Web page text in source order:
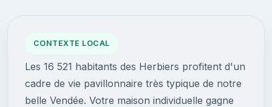
CONTEXTE LOCAL
Les 16 521 habitants des Herbiers profitent d'un
cadre de vie pavillonnaire très typique de notre
belle Vendée. Votre maison individuelle gagne